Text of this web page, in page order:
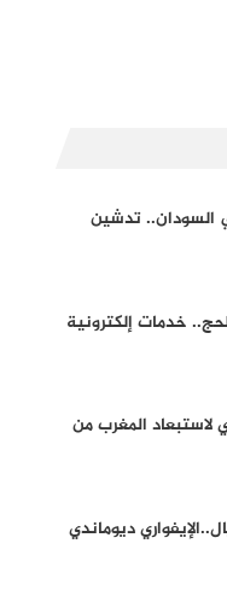
السودان.. تدشين
خدمات إلكترونية
المغرب من
ديوماندي